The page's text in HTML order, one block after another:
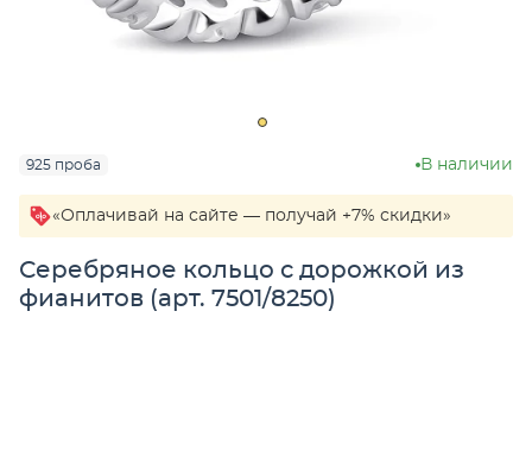
925 проба В наличии
«Оплачивай на сайте — получай +7% скидки»
Серебряное кольцо с дорожкой из
фианитов (арт. 7501/8250)